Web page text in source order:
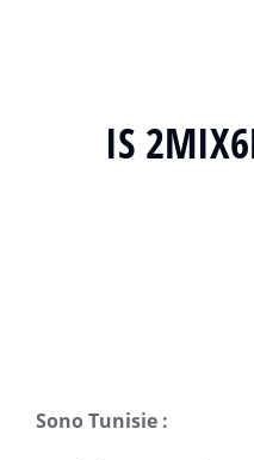
IS
Sono Tunisie :